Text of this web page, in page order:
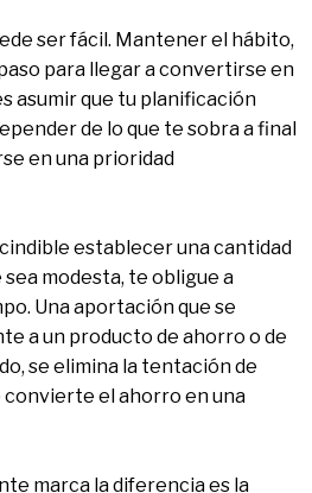
ser fácil. Mantener el hábito,
para llegar a convertirse en
asumir que tu planificación
de lo que te sobra a final
en una prioridad
establecer una cantidad
sea modesta, te obligue a
Una aportación que se
a un producto de ahorro o de
se elimina la tentación de
convierte el ahorro en una
marca la diferencia es la